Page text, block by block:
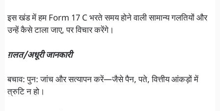
इस खंड में हम Form 17 C भरते समय होने वाली सामान्य गलतियों और
उन्हें कैसे टाला जाए, पर विचार करेंगे।
ग़लत/अधूरी जानकारी
बचाव: पुन: जांच और सत्यापन करें—जैसे पैन, पते, वित्तीय आंकड़ों में
त्रुटि न हो।